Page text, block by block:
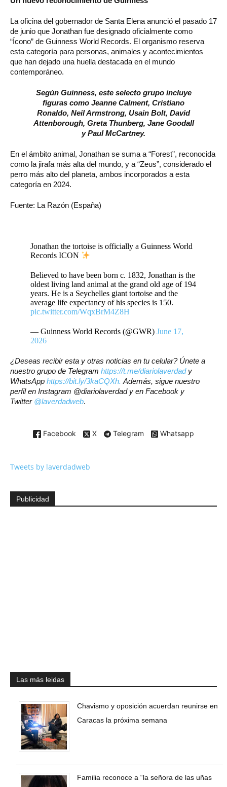
La oficina del gobernador de Santa Elena anunció el pasado 17
de junio que Jonathan fue designado oficialmente como
“Ícono” de Guinness World Records. El organismo reserva
esta categoría para personas, animales y acontecimientos
que han dejado una huella destacada en el mundo
contemporáneo.
Según Guinness, este selecto grupo incluye
figuras como Jeanne Calment, Cristiano
Ronaldo, Neil Armstrong, Usain Bolt, David
Attenborough, Greta Thunberg, Jane Goodall
y Paul McCartney.
En el ámbito animal, Jonathan se suma a “Forest”, reconocida
como la jirafa más alta del mundo, y a “Zeus”, considerado el
perro más alto del planeta, ambos incorporados a esta
categoría en 2024.
Fuente: La Razón (España)
Jonathan the tortoise is officially a Guinness World
Records ICON
Believed to have been born c. 1832, Jonathan is the
oldest living land animal at the grand old age of 194
years. He is a Seychelles giant tortoise and the
average life expectancy of his species is 150.
pic.twitter.com/WqxBrM4Z8H
— Guinness World Records (@GWR) June 17,
2026
¿Deseas recibir esta y otras noticias en tu celular? Únete a
nuestro grupo de Telegram https://t.me/diariolaverdady
WhatsApp https://bit.ly/3kaCQXh. Además, sigue nuestro
perfil en Instagram @diariolaverdad y en Facebook y
Twitter @laverdadweb.
Facebook X Telegram Whatsapp
Tweets by laverdadweb
Publicidad
Las más leidas
Chavismo y oposición acuerdan reunirse en
Caracas la próxima semana
Familia reconoce a “la señora de las uñas